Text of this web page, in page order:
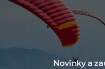
Novinky a